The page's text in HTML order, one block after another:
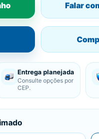
Falar
Entrega planejada
Consulte opções por
CEP.